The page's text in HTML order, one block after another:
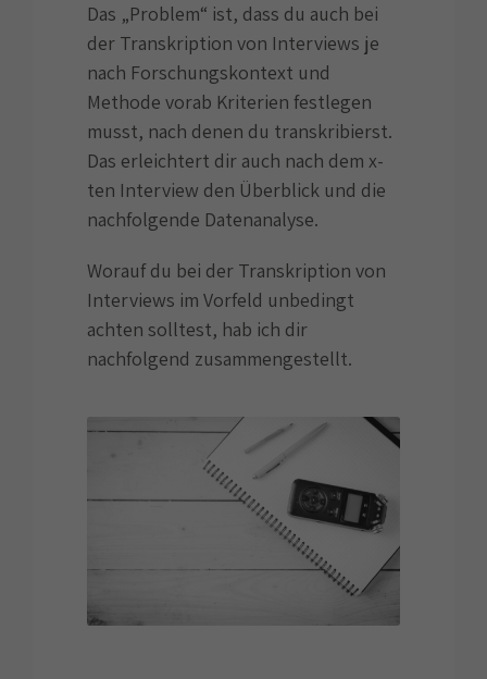
Das „Problem“ ist, dass du auch bei
der Transkription von Interviews je
nach Forschungskontext und
Methode vorab Kriterien festlegen
musst, nach denen du transkribierst.
Das erleichtert dir auch nach dem x-
ten Interview den Überblick und die
nachfolgende Datenanalyse.
Worauf du bei der Transkription von
Interviews im Vorfeld unbedingt
achten solltest, hab ich dir
nachfolgend zusammengestellt.